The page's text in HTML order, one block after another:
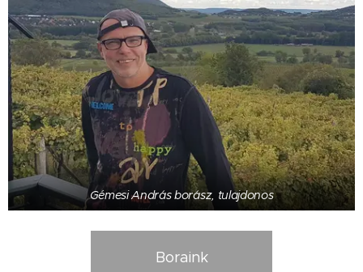
Gémesi András borász, tulajdonos
Boraink